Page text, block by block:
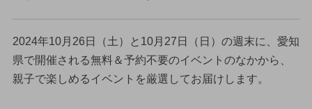
2024年10月26日（土）と10月27日（日）の週末に、愛知
県で開催される無料＆予約不要のイベントのなかから、
親子で楽しめるイベントを厳選してお届けします。